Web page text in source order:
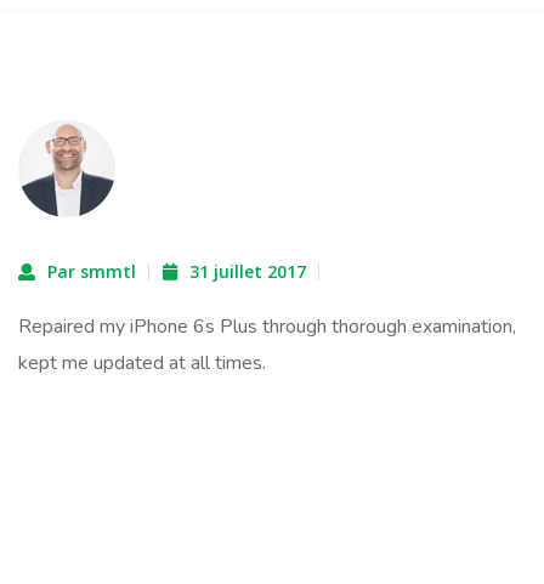
Par smmtl 31 juillet 2017
Repaired my iPhone 6s Plus through thorough examination,
kept me updated at all times.